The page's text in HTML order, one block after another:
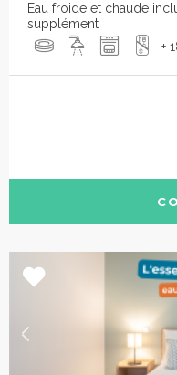
Eau froide et chaude
supplément
+